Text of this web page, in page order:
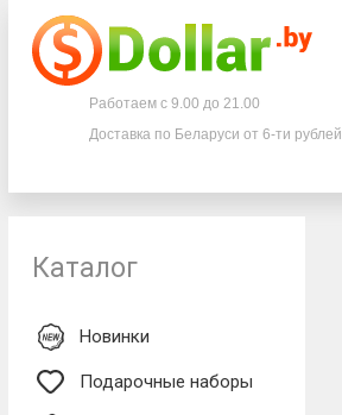
Телефоны
+375 29882-11-33
Работаем с 9.00 до 21.00
Доставка по Беларуси от 6-ти рублей
Каталог
Новинки
Подарочные наборы